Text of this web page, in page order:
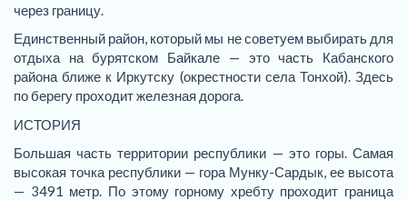
через границу.
Единственный район, который мы не советуем выбирать для
отдыха на бурятском Байкале — это часть Кабанского
района ближе к Иркутску (окрестности села Тонхой). Здесь
по берегу проходит железная дорога.
ИСТОРИЯ
Большая часть территории республики — это горы. Самая
высокая точка республики — гора Мунку-Сардык, ее высота
— 3491 метр. По этому горному хребту проходит граница